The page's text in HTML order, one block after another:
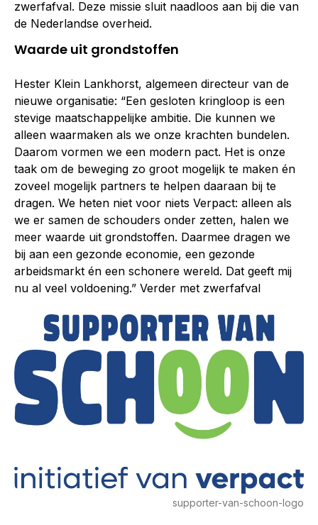
zwerfafval. Deze missie sluit naadloos aan bij die van
de Nederlandse overheid.
Waarde uit grondstoffen
Hester Klein Lankhorst, algemeen directeur van de
nieuwe organisatie: “Een gesloten kringloop is een
stevige maatschappelijke ambitie. Die kunnen we
alleen waarmaken als we onze krachten bundelen.
Daarom vormen we een modern pact. Het is onze
taak om de beweging zo groot mogelijk te maken én
zoveel mogelijk partners te helpen daaraan bij te
dragen. We heten niet voor niets Verpact: alleen als
we er samen de schouders onder zetten, halen we
meer waarde uit grondstoffen. Daarmee dragen we
bij aan een gezonde economie, een gezonde
arbeidsmarkt én een schonere wereld. Dat geeft mij
nu al veel voldoening.” Verder met zwerfafval
supporter-van-schoon-logo